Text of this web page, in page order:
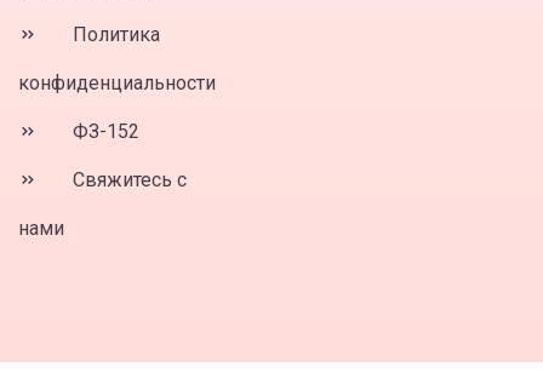
Политика
конфиденциальности
ФЗ-152
Свяжитесь с
нами